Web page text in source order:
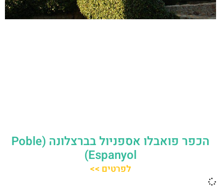
הכפר פואבלו אספניול בברצלונה (Poble
Espanyol)
לפרטים >>